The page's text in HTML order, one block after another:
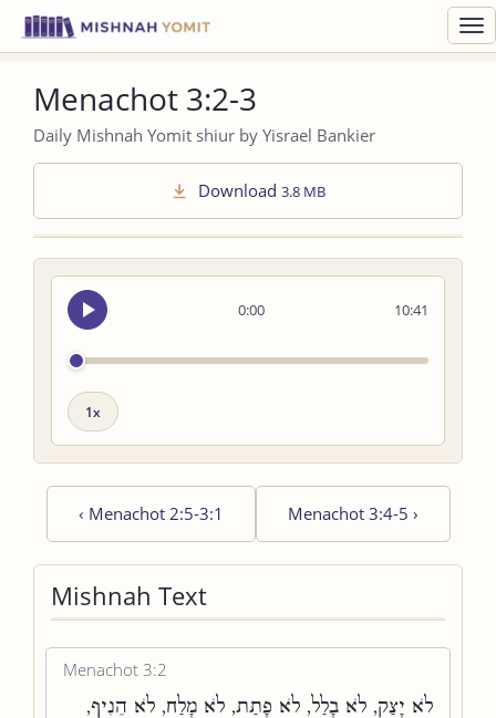
Menachot 3:2-3
Daily Mishnah Yomit shiur by Yisrael Bankier
Download 3.8 MB
0:00
Seek
audio
10:41
Playback
‹ Menachot 2:5-3:1 Menachot 3:4-5 ›
Mishnah Text
Menachot 3:2
לֹא יָצַק, לֹא בָלַל, לֹא פָתַת, לֹא מָלַח, לֹא הֵנִיף,